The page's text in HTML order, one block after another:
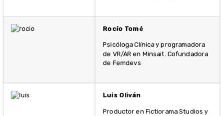
Rocío Tomé
Psicóloga Clínica y programadora
de VR/AR en Minsait. Cofundadora
de Femdevs
Luis Oliván
Productor en Fictiorama Studios y